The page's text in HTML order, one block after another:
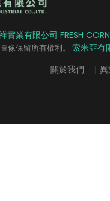
實業有限公司 FRESH
像保留所有權利。 索米亞有
關於我們
|